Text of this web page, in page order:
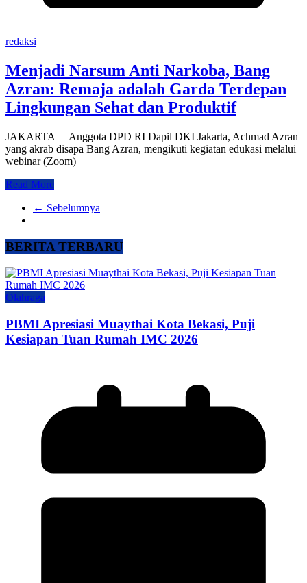
redaksi
Menjadi Narsum Anti Narkoba, Bang
Azran: Remaja adalah Garda Terdepan
Lingkungan Sehat dan Produktif‎
‎JAKARTA— Anggota DPD RI Dapil DKI Jakarta, Achmad Azran
yang akrab disapa Bang Azran, mengikuti kegiatan edukasi melalui
webinar (Zoom)
Read More
← Sebelumnya
BERITA TERBARU
Olahraga
PBMI Apresiasi Muaythai Kota Bekasi, Puji
Kesiapan Tuan Rumah IMC 2026